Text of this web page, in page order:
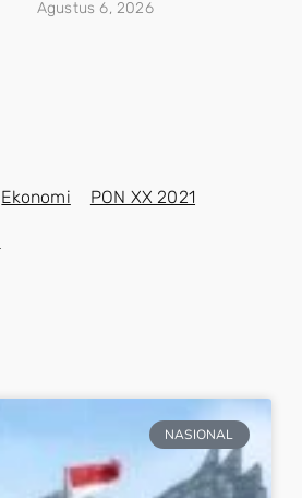
Agustus 6, 2026
Ekonomi PON XX 2021
NASIONAL